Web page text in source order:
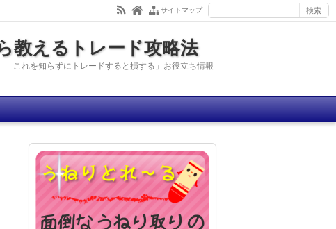
サイトマップ
教えるトレード攻略法
これを知らずにトレードすると損する」お役立ち情報